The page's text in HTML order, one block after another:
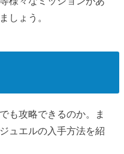
しょう。
も攻略できるのか。ま
ュエルの入手方法を紹